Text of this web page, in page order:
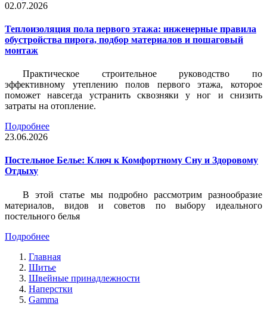
02.07.2026
Теплоизоляция пола первого этажа: инженерные правила
обустройства пирога, подбор материалов и пошаговый
монтаж
Практическое строительное руководство по
эффективному утеплению полов первого этажа, которое
поможет навсегда устранить сквозняки у ног и снизить
затраты на отопление.
Подробнее
23.06.2026
Постельное Белье: Ключ к Комфортному Сну и Здоровому
Отдыху
В этой статье мы подробно рассмотрим разнообразие
материалов, видов и советов по выбору идеального
постельного белья
Подробнее
Главная
Шитье
Швейные принадлежности
Наперстки
Gamma